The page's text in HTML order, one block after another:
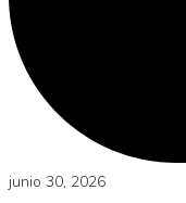
junio 30, 2026